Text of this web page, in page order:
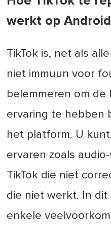
werkt op Android
TikTok is, net als
niet immuun voor
belemmeren om de
ervaring te hebben
het platform. U
ervaren zoals
TikTok die niet
die niet werkt. In dit
enkele